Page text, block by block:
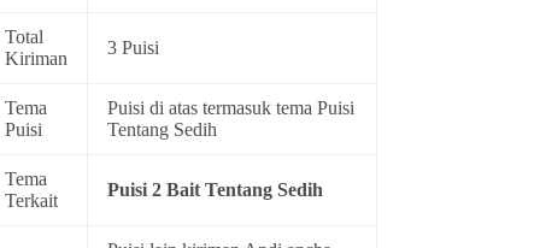
Total
Kiriman
3 Puisi
Tema
Puisi
Puisi di atas termasuk temaPuisi
Tentang Sedih
Tema
Terkait
Puisi 2 Bait Tentang Sedih